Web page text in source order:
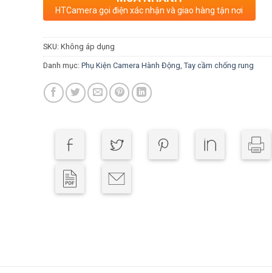
HTCamera gọi điện xác nhận và giao hàng tận nơi
SKU: Không áp dụng
Danh mục: Phụ Kiện Camera Hành Động, Tay cầm chống rung